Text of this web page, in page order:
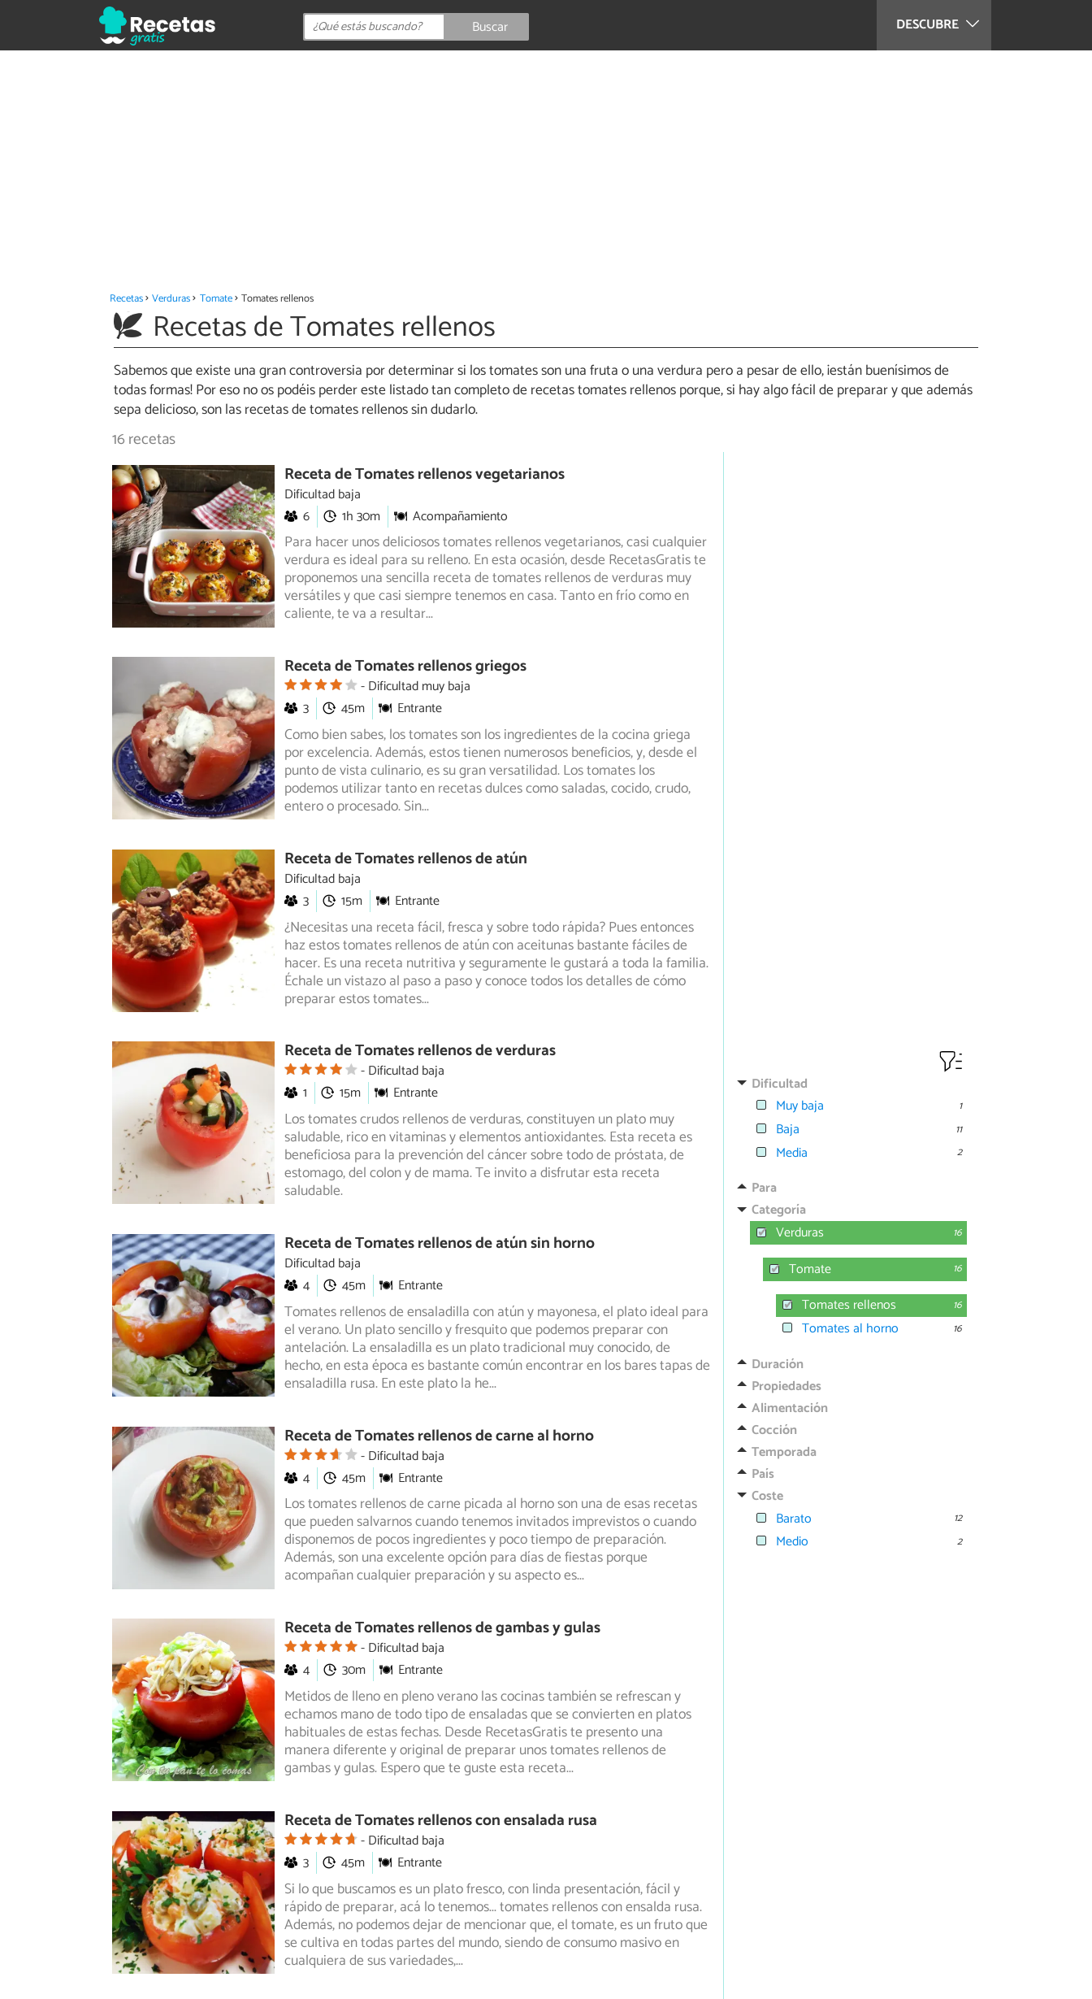
DESCUBRE
Buscar
Recetas Verduras Tomate Tomates rellenos
Recetas de Tomates rellenos
Sabemos que existe una gran controversia por determinar si los tomates son una fruta o una verdura pero a pesar de ello, ¡están buenísimos de
todas formas! Por eso no os podéis perder este listado tan completo de recetas tomates rellenos porque, si hay algo fácil de preparar y que además
sepa delicioso, son las recetas de tomates rellenos sin dudarlo.
16 recetas
Receta de Tomates rellenos vegetarianos
Dificultad baja
6
1h 30m Acompañamiento
Para hacer unos deliciosos tomates rellenos vegetarianos, casi cualquier
verdura es ideal para su relleno. En esta ocasión, desde RecetasGratiste
proponemos una sencilla receta de tomates rellenos de verduras muy
versátiles y que casi siempre tenemos en casa. Tanto en frío como en
caliente, te va a resultar...
Receta de Tomates rellenos griegos
Dificultad muy baja
3
45m Entrante
Como bien sabes, los tomates son los ingredientes de la cocina griega
por excelencia. Además, estos tienen numerosos beneficios, y, desde el
punto de vista culinario, es su gran versatilidad. Los tomates los
podemos utilizar tanto en recetas dulces como saladas, cocido, crudo,
entero o procesado. Sin...
Receta de Tomates rellenos de atún
Dificultad baja
3
15m Entrante
¿Necesitas una receta fácil, fresca y sobre todo rápida? Pues entonces
haz estos tomates rellenos de atún con aceitunas bastante fáciles de
hacer. Es una receta nutritiva y seguramente le gustará a toda la familia.
Échale un vistazo al paso a paso y conoce todos los detalles de cómo
preparar estos tomates...
Receta de Tomates rellenos de verduras
Dificultad baja
1
15m Entrante
Los tomates crudos rellenos de verduras, constituyen un plato muy
saludable, rico en vitaminas y elementos antioxidantes. Esta receta es
beneficiosa para la prevención del cáncer sobre todo de próstata, de
estomago, del colon y de mama. Te invito a disfrutar esta receta
saludable.
Receta de Tomates rellenos de atún sin horno
Dificultad baja
4
45m Entrante
Tomates rellenos de ensaladilla con atún y mayonesa, el plato ideal para
el verano. Un plato sencillo y fresquito que podemos preparar con
antelación. Laensaladilla es un plato tradicional muy conocido, de
hecho, en esta época es bastante común encontrar en los bares tapas de
ensaladilla rusa. En este plato la he...
Receta de Tomates rellenos de carne al horno
Dificultad baja
4
45m Entrante
Los tomates rellenos de carne picada al horno son una de esas recetas
que pueden salvarnos cuando tenemos invitados imprevistos o cuando
disponemosde pocos ingredientes y poco tiempo de preparación.
Además, son una excelente opción para días de fiestas porque
acompañan cualquier preparación y su aspecto es...
Receta de Tomates rellenos de gambas y gulas
Dificultad baja
4
30m Entrante
Metidos de lleno en pleno verano las cocinas también se refrescan y
echamos mano de todo tipo de ensaladas que se convierten en platos
habitualesde estas fechas. Desde RecetasGratis te presento una
manera diferente y original de preparar unos tomates rellenos de
gambas y gulas. Espero que te guste esta receta...
Receta de Tomates rellenos con ensalada rusa
Dificultad baja
3
45m Entrante
Si lo que buscamos es un plato fresco, con linda presentación, fácil y
rápido de preparar, acá lo tenemos... tomates rellenos con ensalda rusa.
Además, no podemos dejar de mencionar que, el tomate, es un fruto que
se cultiva en todas partes del mundo, siendo de consumo masivo en
cualquiera de sus variedades,...
Dificultad
Muy baja
1
Baja 11
Media 2
Para
Categoría
Verduras
16
Tomate 16
Tomates rellenos 16
Tomates al horno 16
Duración
Propiedades
Alimentación
Cocción
Temporada
País
Coste
Barato
12
Medio 2